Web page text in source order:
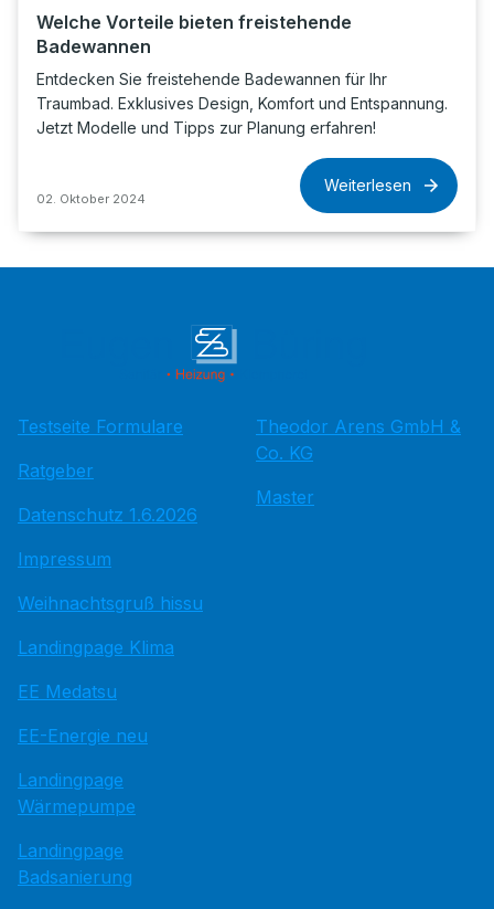
Welche Vorteile bieten freistehende
Badewannen
Entdecken Sie freistehende Badewannen für Ihr
Traumbad. Exklusives Design, Komfort und Entspannung.
Jetzt Modelle und Tipps zur Planung erfahren!
02. Oktober 2024
Weiterlesen
Testseite Formulare
Ratgeber
Datenschutz 1.6.2026
Impressum
Weihnachtsgruß hissu
Landingpage Klima
EE Medatsu
EE-Energie neu
Landingpage
Wärmepumpe
Landingpage
Badsanierung
Theodor Arens GmbH &
Co. KG
Master